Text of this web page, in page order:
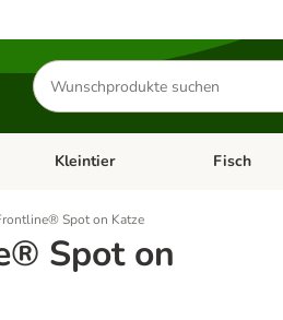
Produkte
suchen
& Zubehör
Kategorie-Menü öffnen:
Kleintier Kategorie-
Fisch
Spot on Katze
Spot on